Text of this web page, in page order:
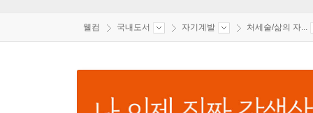
웰컴 국내도서 자기계발 처세술/삶의 자...